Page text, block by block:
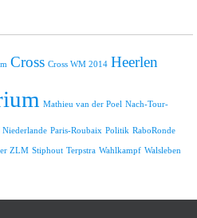
Cross Cross WM 2014 Heerlen
Mathieu van der Poel Nach-Tour-
Niederlande Paris-Roubaix Politik RaboRonde
ZLM Stiphout Terpstra Wahlkampf Walsleben